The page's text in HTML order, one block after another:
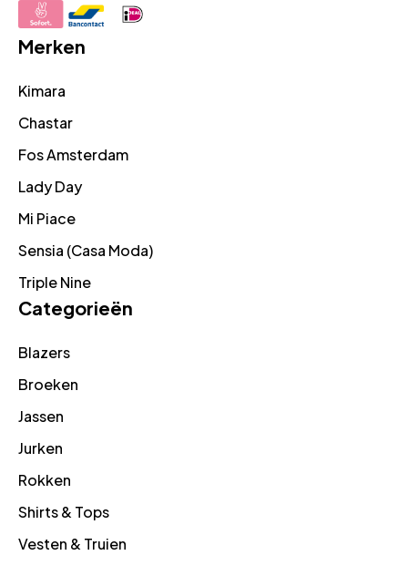
Merken
Kimara
Chastar
Fos Amsterdam
Lady Day
Mi Piace
Sensia (Casa Moda)
Triple Nine
Categorieën
Blazers
Broeken
Jassen
Jurken
Rokken
Shirts & Tops
Vesten & Truien